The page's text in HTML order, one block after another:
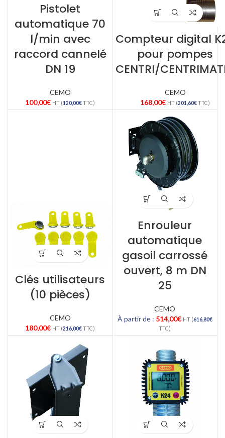
Pistolet
automatique 70
l/min avec
raccord cannelé
DN 19
CEMO
100,00€ HT (120,00€TTC)
Compteur digital
pour pompes
CENTRI/
CEMO
168,00€ HT (201,60€TTC)
Clés utilisateurs
(10 pièces)
CEMO
180,00€ HT (216,00€TTC)
Enrouleur
automatique
gasoil carrossé
ouvert, 8 m DN
25
CEMO
À partir de : 514,00€ HT (616,80€
TTC)